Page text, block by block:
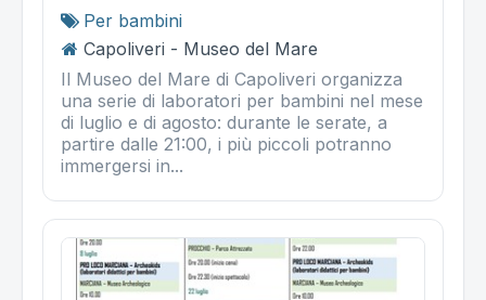
Per bambini
Capoliveri - Museo del Mare
Il Museo del Mare di Capoliveri organizza
una serie di laboratori per bambini nel mese
di luglio e di agosto: durante le serate, a
partire dalle 21:00, i più piccoli potranno
immergersi in...